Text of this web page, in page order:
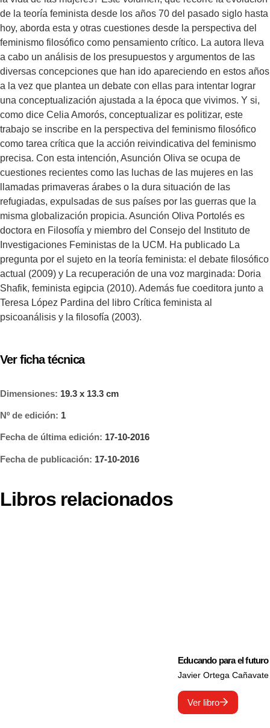
Investigaciones Feministas de la UCM. Ha publicado La
pregunta por el sujeto en la teoría feminista: el debate filosófico
actual (2009) y La recuperación de una voz marginada: Doria
Shafik, feminista egipcia (2010). Además fue coeditora junto a
Teresa López Pardina del libro Crítica feminista al
psicoanálisis y la filosofía (2003).
de la teoría feminista desde los años 70 del pasado siglo hasta
hoy, aborda esta y otras cuestiones desde la perspectiva del
feminismo filosófico como pensamiento crítico. La autora lleva
a cabo un análisis de los presupuestos y argumentos de las
diversas concepciones que han ido apareciendo en estos años
a la vez que plantea un debate con ellas para intentar lograr
una conceptualización ajustada a la época que vivimos. Y si,
como dice Celia Amorós, conceptualizar es politizar, este
trabajo se inscribe en la perspectiva del feminismo filosófico
como tarea crítica que la acción reivindicativa del feminismo
precisa. Con esta intención, Asunción Oliva se ocupa de
cuestiones recientes como las luchas de las mujeres en las
llamadas primaveras árabes o la dura situación de las
refugiadas, expulsadas de sus países por las guerras que la
misma globalización propicia. Asunción Oliva Portolés es
doctora en Filosofía y miembro del Consejo del Instituto de
Investigaciones Feministas de la UCM. Ha publicado La
pregunta por el sujeto en la teoría feminista: el debate filosófico
actual (2009) y La recuperación de una voz marginada: Doria
Shafik, feminista egipcia (2010). Además fue coeditora junto a
Teresa López Pardina del libro Crítica feminista al
psicoanálisis y la filosofía (2003).
Ver ficha técnica
Dimensiones: 19.3 x 13.3 cm
Nº de edición: 1
Fecha de última edición: 17-10-2016
Fecha de publicación: 17-10-2016
Libros relacionados
Educando para el futuro
Javier Ortega Cañavate
Ver libro